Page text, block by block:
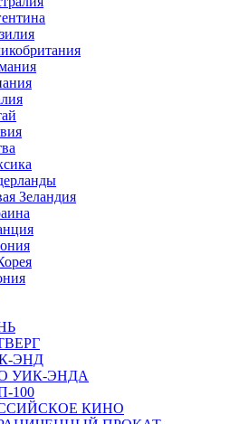
Зеландия
ЭНД
УИК-ЭНДА
100
КИНО